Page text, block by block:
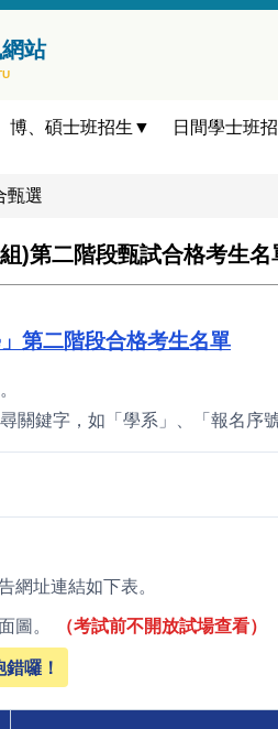
站
博、碩士班招生▼ 日間學士班
甄選
)第二階段甄試合格考生
第二階段合格考生名單
鍵字，如「學系」、「報名序
網址連結如下表。
圖。
（考試前不開放試場查看）
囉！